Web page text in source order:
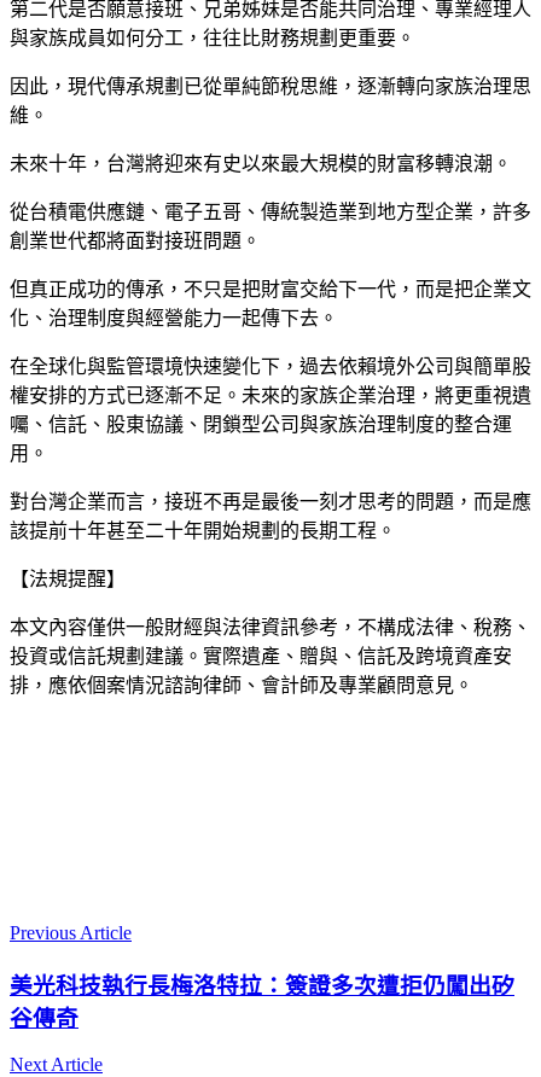
第二代是否願意接班、兄弟姊妹是否能共同治理、專業經理人
與家族成員如何分工，往往比財務規劃更重要。
因此，現代傳承規劃已從單純節稅思維，逐漸轉向家族治理思
維。
未來十年，台灣將迎來有史以來最大規模的財富移轉浪潮。
從台積電供應鏈、電子五哥、傳統製造業到地方型企業，許多
創業世代都將面對接班問題。
但真正成功的傳承，不只是把財富交給下一代，而是把企業文
化、治理制度與經營能力一起傳下去。
在全球化與監管環境快速變化下，過去依賴境外公司與簡單股
權安排的方式已逐漸不足。未來的家族企業治理，將更重視遺
囑、信託、股東協議、閉鎖型公司與家族治理制度的整合運
用。
對台灣企業而言，接班不再是最後一刻才思考的問題，而是應
該提前十年甚至二十年開始規劃的長期工程。
【法規提醒】
本文內容僅供一般財經與法律資訊參考，不構成法律、稅務、
投資或信託規劃建議。實際遺產、贈與、信託及跨境資產安
排，應依個案情況諮詢律師、會計師及專業顧問意見。
Previous Article
美光科技執行長梅洛特拉：簽證多次遭拒仍闖出矽
谷傳奇
Next Article